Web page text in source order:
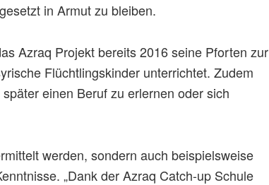
in Armut zu bleiben.
Azraq Projekt bereits 2016 seine Pforten zur
Flüchtlingskinder unterrichtet. Zudem
einen Beruf zu erlernen oder sich
werden, sondern auch beispielsweise
„Dank der Azraq Catch-up Schule